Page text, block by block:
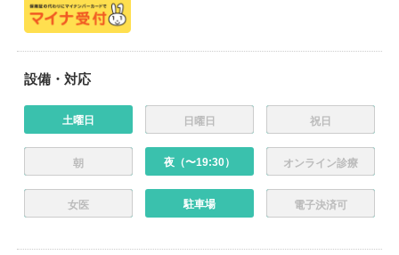
設備・対応
土曜日 日曜日 祝日
朝 夜（〜19:30） オンライン診療
女医 駐車場 電子決済可